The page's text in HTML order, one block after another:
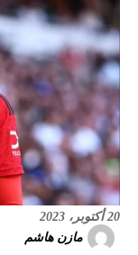
20 أكتوبر، 2023
مازن هاشم